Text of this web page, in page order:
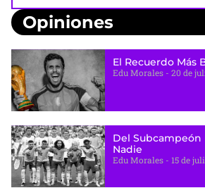
Opiniones
El Recuerdo Más
Edu Morales 20 de
Del Subcampeón
Nadie
Edu Morales 15 de